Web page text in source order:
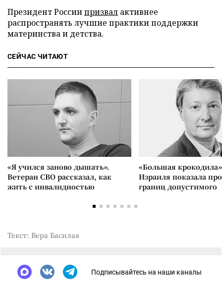
Президент Россиипризвал активнее
распространять лучшие практики поддержки
материнства и детства.
СЕЙЧАС ЧИТАЮТ
«Я учился заново дышать».
Ветеран СВО рассказал, как
жить с инвалидностью
«Большая
Израиля показала
границ допустимого
Текст: Вера Басилая
Подписывайтесь на наши каналы